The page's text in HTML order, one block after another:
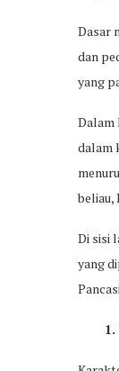
Dasar
dan
yang
Dalam
dalam
beliau,
Di sisi
yang